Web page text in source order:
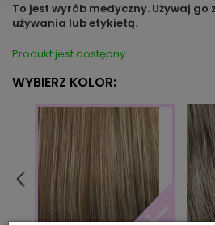
To jest wyrób medyczny. Używaj
używania lub etykietą.
Produkt jest dostępny
WYBIERZ KOLOR: